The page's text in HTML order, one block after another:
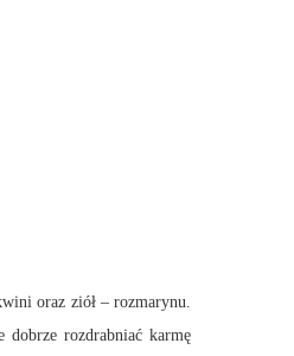
oraz ziół – rozmarynu.
rozdrabniać karmę